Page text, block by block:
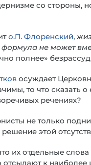
со стороны,
о.П. Флоренский,
не может
полнее»
осуждает
то что сказать
речениях?
не только
решение этой
их отдельные
отсылают к